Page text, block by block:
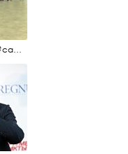
#аэропорт #санктпетербург #пулково #мореморе #моремолнцепесок #дваночи